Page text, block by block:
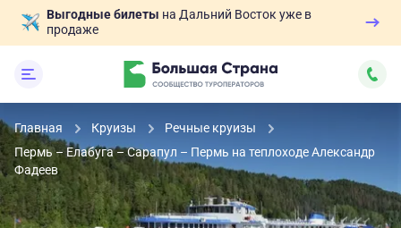
Выгодные билеты на Дальний Восток уже в
продаже
Главная Круизы
Речные круизы
Пермь – Елабуга – Сарапул – Пермь на теплоходе Александр
Фадеев